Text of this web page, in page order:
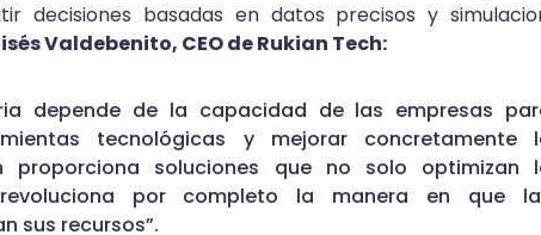
decisiones basadas en datos precisos y
Valdebenito, CEO de Rukian Tech:
depende de la capacidad de las empresas
tecnológicas y mejorar concretamente
proporciona soluciones que no solo optimizan
por completo la manera en que
sus recursos”.